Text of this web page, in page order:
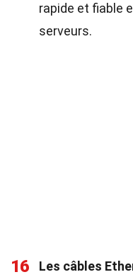
rapide et fiable
serveurs.
16
Les câbles